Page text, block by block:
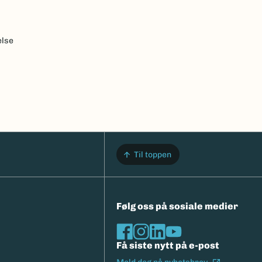
Til toppen
Følg oss på sosiale medier
Få siste nytt på e-post